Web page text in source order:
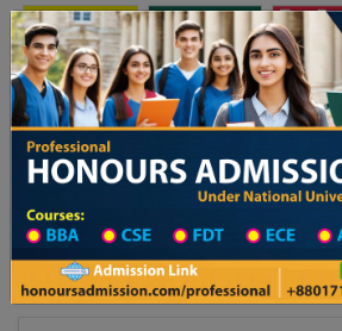
Toggle navigation অনার্স
Updates
২০২৫-২৬ শিক্ষাবর্ষের ১ম বর্ষের ভর্তি আবেদন বিজ্ঞপ্তি
College List in Dinajpur District